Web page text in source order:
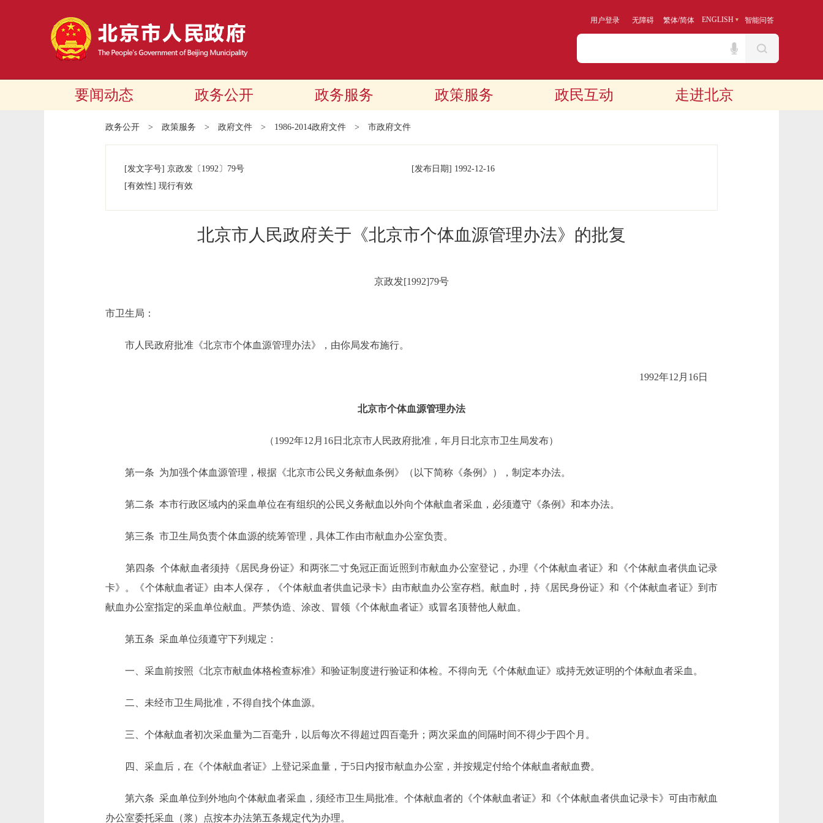
用户登录 无障碍 繁体/简体 ENGLISH 智能问答
要闻动态 政务公开 政务服务 政策服务 政民互动 走进北京
政务公开 > 政策服务 > 政府文件 > 1986-2014政府文件 > 市政府文件
[发文字号] 京政发 〔1992〕 79号 [发布日期] 1992-12-16
[有效性] 现行有效
北京市人民政府关于《北京市个体血源管理办法》的批复
京政发[1992]79号
市卫生局：
市人民政府批准《北京市个体血源管理办法》，由你局发布施行。
1992年12月16日
北京市个体血源管理办法
（1992年12月16日北京市人民政府批准，年月日北京市卫生局发布）
第一条 为加强个体血源管理，根据《北京市公民义务献血条例》（以下简称《条例》），制定本办法。
第二条 本市行政区域内的采血单位在有组织的公民义务献血以外向个体献血者采血，必须遵守《条例》和本办法。
第三条 市卫生局负责个体血源的统筹管理，具体工作由市献血办公室负责。
第四条 个体献血者须持《居民身份证》和两张二寸免冠正面近照到市献血办公室登记，办理《个体献血者证》和《个体献血者供血记录
卡》。《个体献血者证》由本人保存，《个体献血者供血记录卡》由市献血办公室存档。献血时，持《居民身份证》和《个体献血者证》到市
献血办公室指定的采血单位献血。严禁伪造、涂改、冒领《个体献血者证》或冒名顶替他人献血。
第五条 采血单位须遵守下列规定：
一、采血前按照《北京市献血体格检查标准》和验证制度进行验证和体检。不得向无《个体献血证》或持无效证明的个体献血者采血。
二、未经市卫生局批准，不得自找个体血源。
三、个体献血者初次采血量为二百毫升，以后每次不得超过四百毫升；两次采血的间隔时间不得少于四个月。
四、采血后，在《个体献血者证》上登记采血量，于5日内报市献血办公室，并按规定付给个体献血者献血费。
第六条 采血单位到外地向个体献血者采血，须经市卫生局批准。个体献血者的《个体献血者证》和《个体献血者供血记录卡》可由市献血
办公室委托采血（浆）点按本办法第五条规定代为办理。